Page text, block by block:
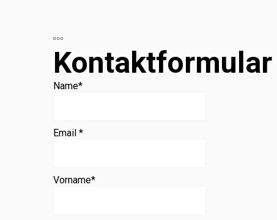
Kontaktformular
Name*
Email *
Vorname*